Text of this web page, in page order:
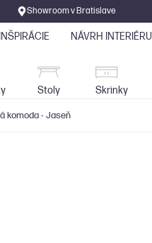
Showroom v Bratislave
Sedačky
INŠPIRÁCIE NÁVRH INTERIÉRU
Stoly Skrinky
komoda - Jaseň